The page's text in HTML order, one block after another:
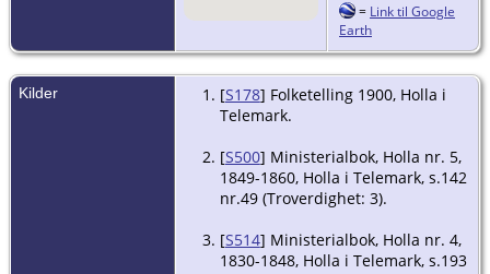
= Link til Google
Earth
Kilder [S178] Folketelling 1900, Holla i
Telemark.
[S500] Ministerialbok, Holla nr. 5,
1849-1860, Holla i Telemark, s.142
nr.49 (Troverdighet: 3).
[S514] Ministerialbok, Holla nr. 4,
1830-1848, Holla i Telemark, s.193